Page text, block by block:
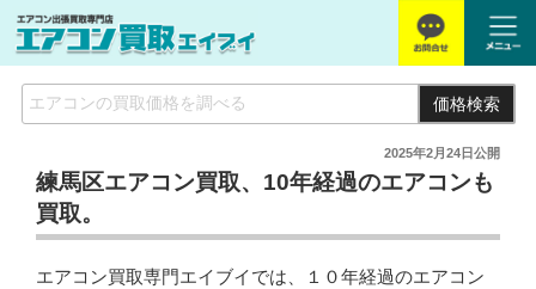
価格検索
2025年2月24日公開
練馬区エアコン買取、10年経過のエアコンも
買取。
エアコン買取専門エイブイでは、１０年経過のエアコン